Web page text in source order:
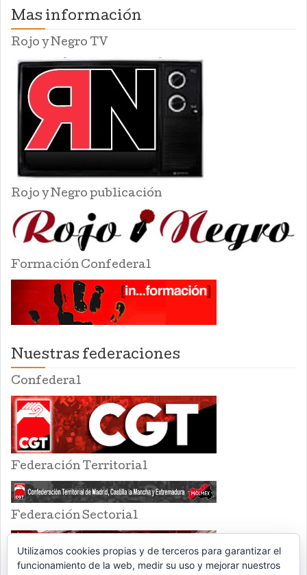
Mas información
Rojo y Negro TV
Rojo y Negro publicación
Formación Confederal
Nuestras federaciones
Confederal
Federación Territorial
Federación Sectorial
Utilizamos cookies propias y de terceros para garantizar el
funcionamiento de la web, medir su uso y mejorar nuestros